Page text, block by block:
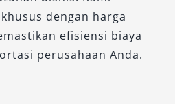
di Salsa Wisata
sederhana dan
dengan harga
efisiensi biaya
perusahaan Anda.